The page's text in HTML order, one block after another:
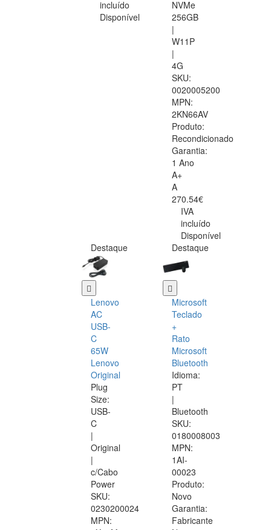
incluído
Disponível
NVMe
256GB
|
W11P
|
4G
SKU:
0020005200
MPN:
2KN66AV
Produto:
Recondicionado
Garantia:
1 Ano
A+
A
270.54€
IVA
incluído
Disponível
Destaque
Lenovo
AC
USB-
C
65W
Lenovo
Original
Plug
Size:
USB-
C
|
Original
|
c/Cabo
Power
SKU:
0230200024
MPN:
Destaque
Microsoft
Teclado
+
Rato
Microsoft
Bluetooth
Idioma:
PT
|
Bluetooth
SKU:
0180008003
MPN:
1AI-
00023
Produto:
Novo
Garantia:
Fabricante